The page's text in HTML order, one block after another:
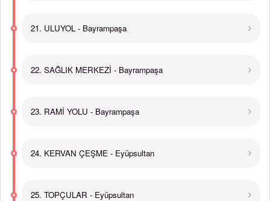
21. ULUYOL - Bayrampaşa
22. SAĞLIK MERKEZİ - Bayrampaşa
23. RAMİ YOLU - Bayrampaşa
24. KERVAN ÇEŞME - Eyüpsultan
25. TOPÇULAR - Eyüpsultan